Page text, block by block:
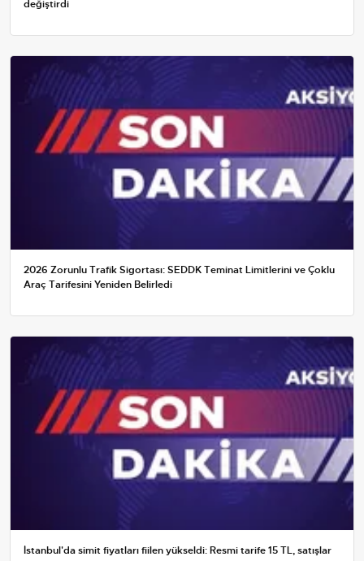
değiştirdi
2026 Zorunlu Trafik Sigortası: SEDDK Teminat Limitlerini ve Çoklu
Araç Tarifesini Yeniden Belirledi
İstanbul'da simit fiyatları fiilen yükseldi: Resmi tarife 15 TL, satışlar